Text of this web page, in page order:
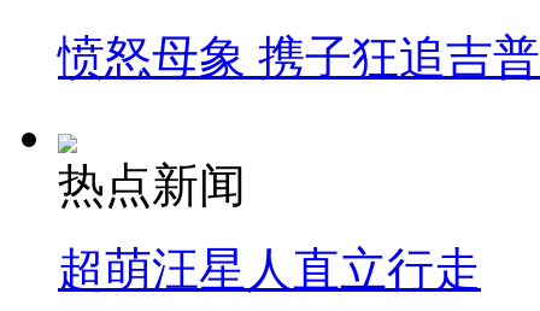
愤怒母象 携子狂追吉
热点新闻
超萌汪星人直立行走